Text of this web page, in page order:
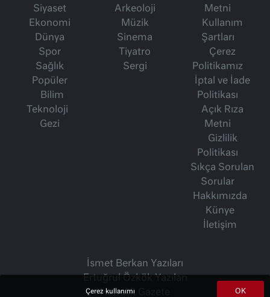
Siyaset
Ekonomi
Dünya
Spor
Sağlık
Popüler
Bilim
Teknoloji
Gezi
Arkeoloji
Müzik
Sinema
Tiyatro
Sergi
Metni
Kullanım
Şartları
Çerez
Politikamız
İptal ve İade
Politikası
Açık Rıza
Metni
Gizlilik
Politikası
Sıkça Sorulan
Sorular
Hakkımızda
Künye
İletişim
İsmet Berkan Yazıları
Haftalık Gazete
OK
Çerez kullanımı